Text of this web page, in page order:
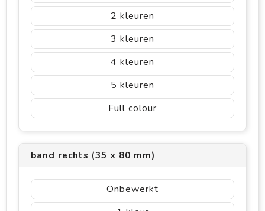
2
3
4
5
Full colour
band rechts (35 x 80 mm)
Onbewerkt